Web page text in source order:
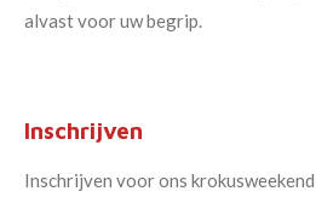
alvast voor uw begrip.
Inschrijven
Inschrijven voor ons